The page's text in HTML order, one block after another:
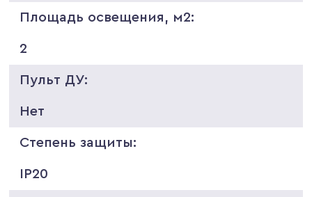
Площадь освещения, м2:
2
Пульт ДУ:
Нет
Степень защиты:
IP20